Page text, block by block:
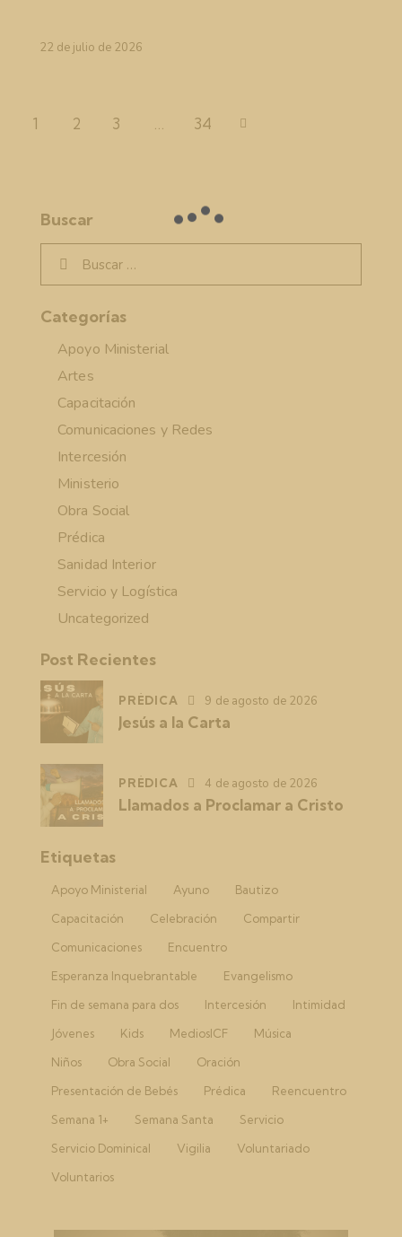
22 de julio de 2026
1 2 3 … 34
>
Buscar
Categorías
Apoyo Ministerial
Artes
Capacitación
Comunicaciones y Redes
Intercesión
Ministerio
Obra Social
Prédica
Sanidad Interior
Servicio y Logística
Uncategorized
Post Recientes
PRÉDICA 9 de agosto de 2026
Jesús a la Carta
PRÉDICA 4 de agosto de 2026
Llamados a Proclamar a Cristo
Etiquetas
Apoyo Ministerial Ayuno
Bautizo
Capacitación
Celebración
Compartir
Comunicaciones
Encuentro
Esperanza Inquebrantable
Evangelismo
Fin de semana para dos
Intercesión
Intimidad
Jóvenes
Kids MediosICF
Música
Niños
Obra Social
Oración
Presentación de Bebés
Prédica
Reencuentro
Semana 1+
Semana Santa
Servicio
Servicio Dominical
Vigilia
Voluntariado
Voluntarios